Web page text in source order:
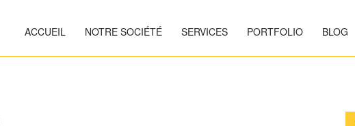
ACCUEIL NOTRE SOCIÉTÉ SERVICES PORTFOLIO BLOG